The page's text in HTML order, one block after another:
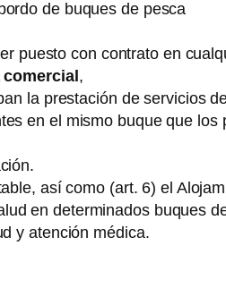
de buques de pesca
puesto con contrato en
,
la prestación de servicios
en el mismo buque que
así como (art. 6) el
en determinados buques
y atención médica.